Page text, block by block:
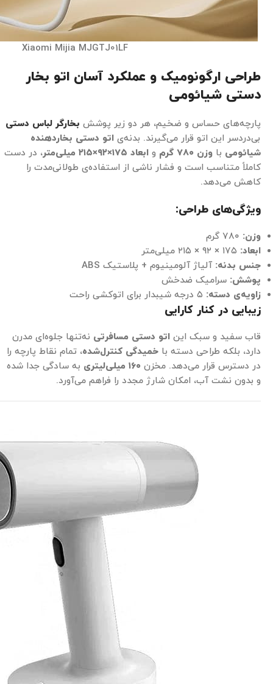
Xiaomi Mijia MJGTJ01LF
طراحی ارگونومیک و عملکرد آسان اتو بخار
دستی شیائومی
پارچه‌های حساس و ضخیم، هر دو زیر پوشش بخارگر لباس دستی
بی‌دردسر این اتو قرار می‌گیرند. بدنه‌ی اتو دستی بخاردهنده
شیائومی با وزن ۷۸۰ گرم و ابعاد ۱۷۵×۹۲×۲۱۵ میلی‌متر، در دست
کاملاً متناسب است و فشار ناشی از استفاده‌ی طولانی‌مدت را
کاهش می‌دهد.
ویژگی‌های طراحی:
وزن:
ابعاد:
جنس بدنه: آلیاژ آلومینیوم + پلاستیک ABS
پوشش: سرامیک ضدخش
زاویه‌ی دسته:
زیبایی در کنار کارایی
قاب سفید و سبک این اتو دستی مسافرتی نه‌تنها جلوه‌ای مدرن
دارد، بلکه طراحی دسته با خمیدگی کنترل‌شده، تمام نقاط پارچه را
در دسترس قرار می‌دهد. مخزن ۱۶۰ میلی‌لیتری به سادگی جدا شده
و بدون نشت آب، امکان شارژ مجدد را فراهم می‌آورد.